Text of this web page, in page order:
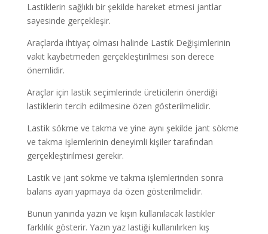
Lastiklerin sağlıklı bir şekilde hareket etmesi jantlar
sayesinde gerçekleşir.
Araçlarda ihtiyaç olması halinde Lastik Değişimlerinin
vakit kaybetmeden gerçekleştirilmesi son derece
önemlidir.
Araçlar için lastik seçimlerinde üreticilerin önerdiği
lastiklerin tercih edilmesine özen gösterilmelidir.
Lastik sökme ve takma ve yine aynı şekilde jant sökme
ve takma işlemlerinin deneyimli kişiler tarafından
gerçekleştirilmesi gerekir.
Lastik ve jant sökme ve takma işlemlerinden sonra
balans ayarı yapmaya da özen gösterilmelidir.
Bunun yanında yazın ve kışın kullanılacak lastikler
farklılık gösterir. Yazın yaz lastiği kullanılırken kış